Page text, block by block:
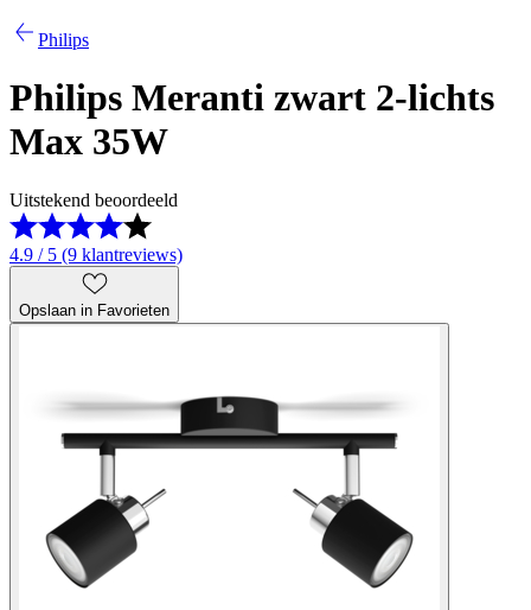
Philips
Philips Meranti zwart 2-lichts
Max 35W
Uitstekend beoordeeld
4.9 / 5 (9 klantreviews)
Opslaan in Favorieten